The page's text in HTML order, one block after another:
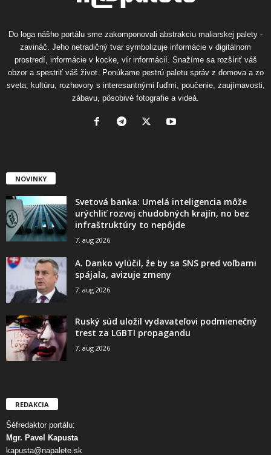
Do loga nášho portálu sme zakomponovali abstrakciu maliarskej palety -
zavináč. Jeho netradičný tvar symbolizuje informácie v digitálnom
prostredí, informácie v kocke, vír informácií. Snažíme sa rozšíriť váš
obzor a spestriť váš život. Ponúkame pestrú paletu správ z domova a zo
sveta, kultúru, rozhovory s interesantnými ľuďmi, poučenie, zaujímavosti,
zábavu, pôsobivé fotografie a videá.
NOVINKY
Svetová banka: Umelá inteligencia môže
urýchliť rozvoj chudobných krajín, no bez
infraštruktúry to nepôjde
7. aug 2026
A. Danko vylúčil, že by sa SNS pred voľbami
spájala, avizuje zmeny
7. aug 2026
Ruský súd uložil vydavateľovi podmienečný
trest za LGBTI propagandu
7. aug 2026
REDAKCIA
Šéfredaktor portálu:
Mgr. Pavel Kapusta
kapusta@napalete.sk